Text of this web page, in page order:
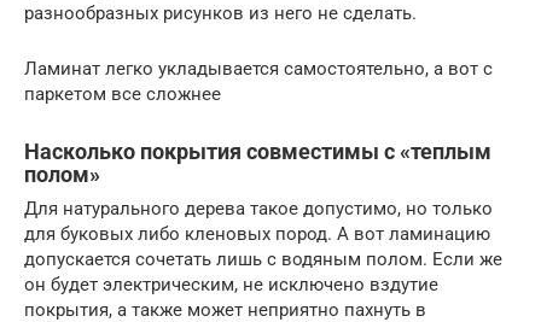
разнообразных рисунков из него не сделать.
Ламинат легко укладывается самостоятельно, а вот с
паркетом все сложнее
Насколько покрытия совместимы с «теплым
полом»
Для натурального дерева такое допустимо, но только
для буковых либо кленовых пород. А вот ламинацию
допускается сочетать лишь с водяным полом. Если же
он будет электрическим, не исключено вздутие
покрытия, а также может неприятно пахнуть в